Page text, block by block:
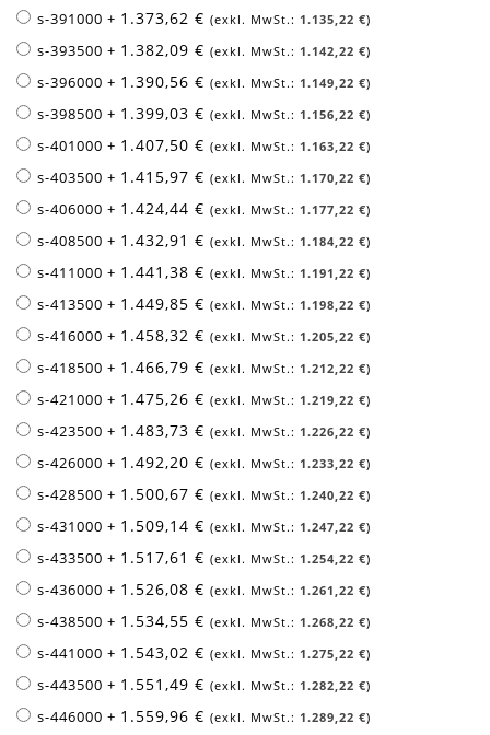
s-391000+ 1.373,62 € 1.135,22 €
s-393500+ 1.382,09 € 1.142,22 €
s-396000+ 1.390,56 € 1.149,22 €
s-398500+ 1.399,03 € 1.156,22 €
s-401000+ 1.407,50 € 1.163,22 €
s-403500+ 1.415,97 € 1.170,22 €
s-406000+ 1.424,44 € 1.177,22 €
s-408500+ 1.432,91 € 1.184,22 €
s-411000+ 1.441,38 € 1.191,22 €
s-413500+ 1.449,85 € 1.198,22 €
s-416000+ 1.458,32 € 1.205,22 €
s-418500+ 1.466,79 € 1.212,22 €
s-421000+ 1.475,26 € 1.219,22 €
s-423500+ 1.483,73 € 1.226,22 €
s-426000+ 1.492,20 € 1.233,22 €
s-428500+ 1.500,67 € 1.240,22 €
s-431000+ 1.509,14 € 1.247,22 €
s-433500+ 1.517,61 € 1.254,22 €
s-436000+ 1.526,08 € 1.261,22 €
s-438500+ 1.534,55 € 1.268,22 €
s-441000+ 1.543,02 € 1.275,22 €
s-443500+ 1.551,49 € 1.282,22 €
s-446000+ 1.559,96 € 1.289,22 €